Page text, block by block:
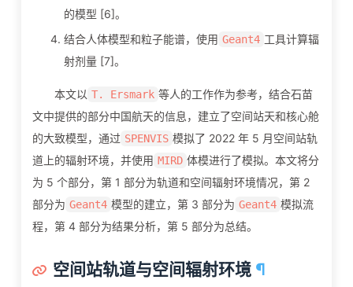
的模型 [6]。
结合人体模型和粒子能谱，使用 Geant4 工具计算辐
射剂量 [7]。
本文以 T. Ersmark 等人的工作作为参考，结合石苗
文中提供的部分中国航天的信息，建立了空间站天和核心舱
的大致模型，通过 SPENVIS 模拟了 2022 年 5 月空间站轨
道上的辐射环境，并使用 MIRD 体模进行了模拟。本文将分
为 5 个部分，第 1 部分为轨道和空间辐射环境情况，第 2
部分为 Geant4 模型的建立，第 3 部分为 Geant4 模拟流
程，第 4 部分为结果分析，第 5 部分为总结。
空间站轨道与空间辐射环境 ¶